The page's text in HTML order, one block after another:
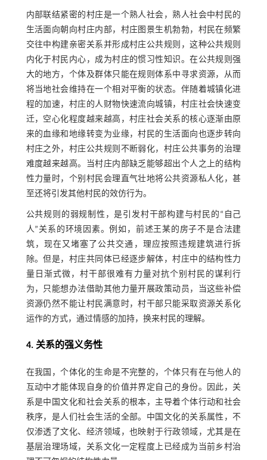
内部联结紧密的村庄是一个熟人社会，熟人社会中村民的
生活面向朝向村庄内部，村庄图景生机勃勃，村民在频繁
交往中构建亲密关系并形成村庄公共规则，这种公共规则
内化于村民内心，成为村庄的惯习性知识。在公共规则强
大的地方，个体及群体只能在规则体系中寻求资源，从而
将当地社会维持在一个相对平衡的状态。伴随着城镇化进
程的加速，村庄的人财物快速流向城镇，村庄社会快速变
迁，空心化程度越来越高，村庄社会关系的核心逐渐由原
来的血缘和地缘转变为业缘，村民的生活面向也逐步转向
村庄之外，村庄公共规则不断弱化，村庄公共事务的治理
难度越来越高。当村庄内部缺乏能够超出个人之上的结构
性力量时，个别村民会理直气壮地将公共资源私人化，甚
至还将引发其他村民的效仿行为。
公共规则的弱规制性，是引发村干部构建与村民的“自己
人”关系的环境因素。例如，前述王某的房子不是合法建
筑，现在又堵塞了公共交通，理应按照违规建筑进行拆
除。但是，村庄共同体已经逐步解体，村庄中的结构性力
量日渐式微，村干部很难有力量对抗个别村民的谋利行
为，只能想办法借助其他力量开展政策动员，当这些补偿
资源仍然不能让村民满意时，村干部只能采取资源关系化
运作的方式，通过情感的加持，换来村民的理解。
4. 关系的强义务性
在我国，个体化的生命是不完整的，个体只有在与他人的
互动中才能体现自身的价值并界定自己的身份。因此，关
系是中国文化和社会关系的根本，主导着个体行动和社会
秩序，是人们社会生活的全部。中国文化的关系属性，不
仅渗透了文化、经济领域，也映射于行政领域，尤其是在
基层治理场域，关系文化一定程度上已经成为当前乡村治